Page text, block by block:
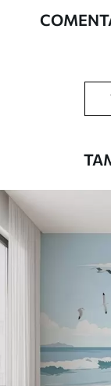
Adicionalmente
Materiais
/m²
Premium
.6734.00€/